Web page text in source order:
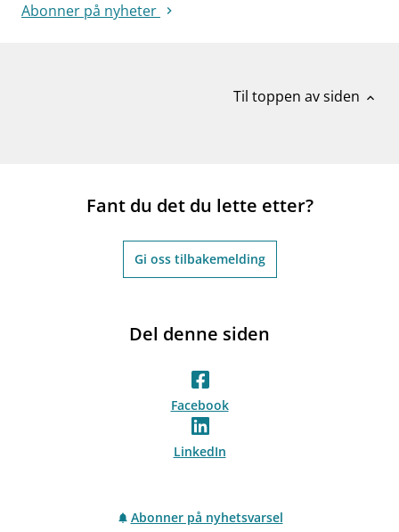
Abonner på nyheter
Til toppen av siden expand_less
Fant du det du lette etter?
Gi oss tilbakemelding
Del denne siden
Facebook
LinkedIn
Abonner på nyhetsvarsel